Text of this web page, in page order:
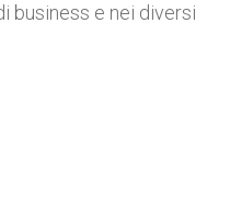
business e nei diversi